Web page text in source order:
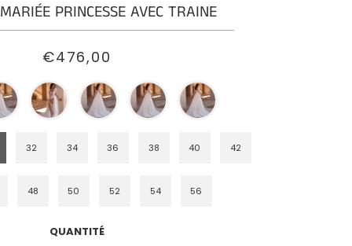
PRINCESSE AVEC TRAINE
€476,00
32 34 36 38 40 42
48 50 52 54 56
QUANTITÉ